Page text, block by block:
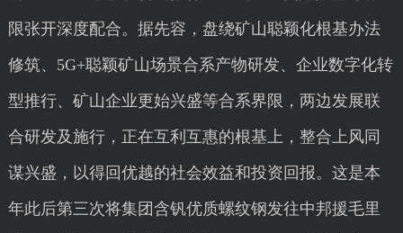
限张开深度配合。据先容，盘绕矿山聪颖化根基办法
修筑、5G+聪颖矿山场景合系产物研发、企业数字化转
型推行、矿山企业更始兴盛等合系界限，两边发展联
合研发及施行，正在互利互惠的根基上，整合上风同
谋兴盛，以得回优越的社会效益和投资回报。这是本
年此后第三次将集团含钒优质螺纹钢发往中邦援毛里